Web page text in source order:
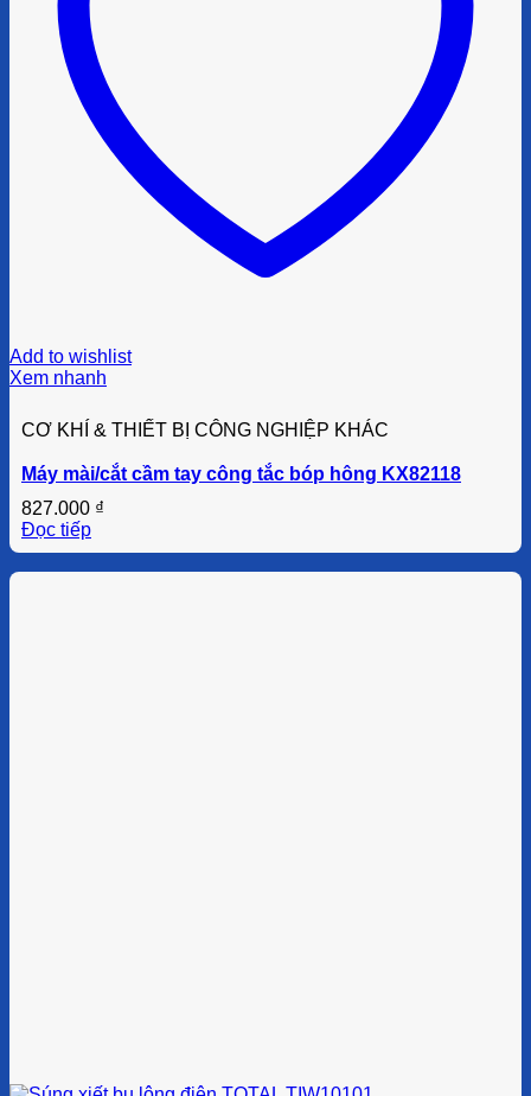
Add to wishlist
Xem nhanh
CƠ KHÍ & THIẾT BỊ CÔNG NGHIỆP KHÁC
Máy mài/cắt cầm tay công tắc bóp hông KX82118
827.000 ₫
Đọc tiếp